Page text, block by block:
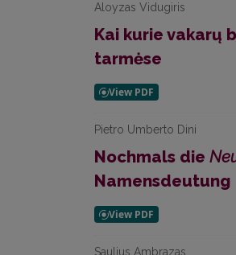
Aloyzas Vidugiris
Kai kurie vakarų
tarmėse
Pietro Umberto Dini
Nochmals die
Namensdeutung
Saulius Ambrazas